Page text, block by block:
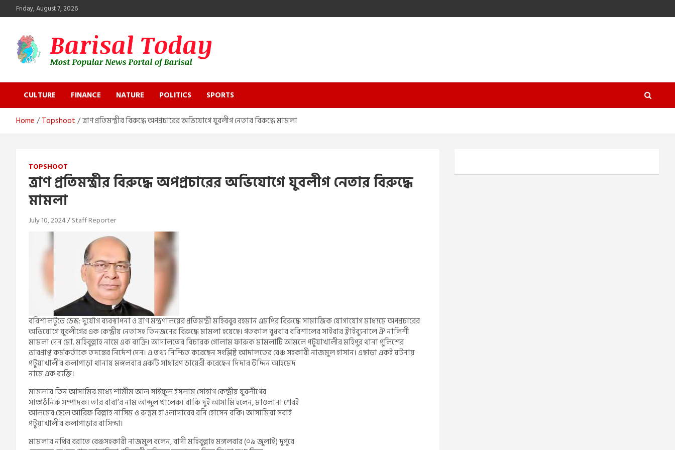
to
Friday, August 7, 2026
Barisal Today
CULTURE
FINANCE NATURE POLITICS SPORTS
Home Topshoot ত্রাণ প্রতিমন্ত্রীর বিরুদ্ধে অপপ্রচারের অভিযোগে যুবলীগ নেতার বিরুদ্ধে মামলা
TOPSHOOT
ত্রাণ প্রতিমন্ত্রীর বিরুদ্ধে অপপ্রচারের অভিযোগে যুবলীগ নেতার বিরুদ্ধে
মামলা
July 10, 2024 Staff Reporter
বরিশালটুডে ডেস্ক: দুর্যোগ ব্যবস্থাপনা ও ত্রাণ মন্ত্রণালয়ের প্রতিমন্ত্রী মহিববুর রহমান এমপির বিরুদ্ধে সামাজিক যোগাযোগ মাধ্যমে অপপ্রচারের
অভিযোগে যুবলীগের এক কেন্দ্রীয় নেতাসহ তিনজনের বিরুদ্ধে মামলা হয়েছে। গতকাল বুধবার বরিশালের সাইবার ট্রাইব্যুনালে ঐ নালিশী
মামলা দেন মো. মহিবুল্লাহ নামে এক ব্যক্তি। আদালতের বিচারক গোলাম ফারুক মামলাটি আমলে পটুয়াখালীর মহিপুর থানা পুলিশের
ভারপ্রাপ্ত কর্মকর্তাকে তদন্তের নির্দেশ দেন। এ তথ্য নিশ্চিত করেছেন সংশ্লিষ্ট আদালতের বেঞ্চ সহকারী নাজমুল হাসান। এছাড়া একই ঘটনায়
পটুয়াখালীর কলাপাড়া থানায় মঙ্গলবার একটি সাধারণ ডায়েরী করেছেন দিদার উদ্দিন আহমেদ
নামে এক ব্যক্তি।
মামলার তিন আসামির মধ্যে শামীম আল সাইফুল ইসলাম সোহাগ কেন্দ্রীয় যুবলীগের
সাংগঠনিক সম্পাদক। তার বাবা’র নাম আব্দুল খালেক। বাকি দুই আসামি হলেন, মাওলানা শেরই
আলমের ছেলে আরিফ বিল্লাহ নাসিম ও রুস্তুম হাওলাদারের রনি হোসেন রকি। আসামিরা সবাই
পটুয়াখালীর কলাপাড়ার বাসিন্দা।
মামলার নথির বরাতে বেঞ্চসহকারী নাজমুল বলেন, বাদী মহিবুল্লাহ মঙ্গলবার (০৯ জুলাই) দুপুরে